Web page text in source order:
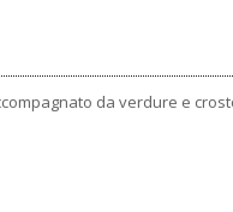
da verdure e